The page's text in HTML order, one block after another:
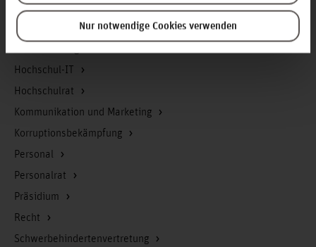
Nur notwendige Cookies verwenden
Gebäudemanagement
Geschäftsstelle Präsidium
Hochschul-IT
Hochschulrat
Kommunikation und Marketing
Korruptionsbekämpfung
Personal
Personalrat
Präsidium
Recht
Schwerbehindertenvertretung